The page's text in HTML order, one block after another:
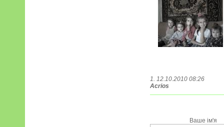
1. 12.10.2010 08:26
Acrios
Ваше ім'я